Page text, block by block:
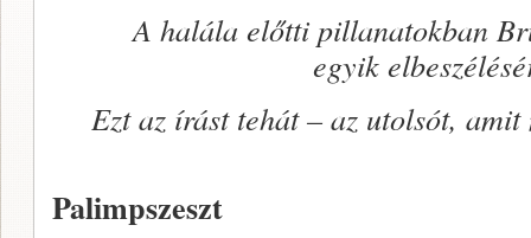
A halála előtti pillanatokban
egyik
Ezt az írást tehát – az utolsót,
Palimpszeszt